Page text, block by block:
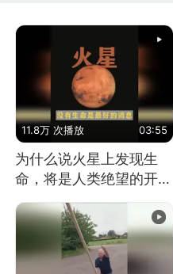
11.8万 次播放 03:55
为什么说火星上发现生
命，将是人类绝望的开